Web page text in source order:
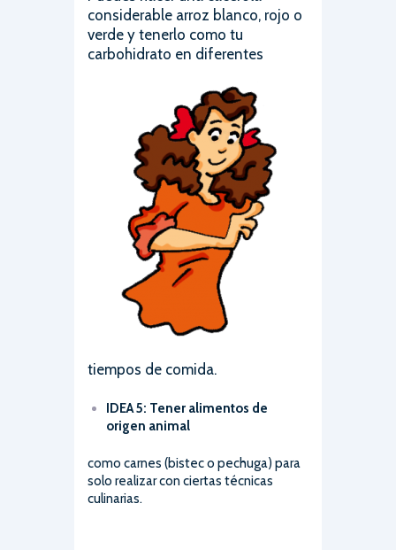
considerable arroz blanco, rojo o
verde y tenerlo como tu
carbohidrato en diferentes
tiempos de comida.
IDEA 5: Tener alimentos de
origen animal
como carnes (bistec o pechuga) para
solo realizar con ciertas técnicas
culinarias.